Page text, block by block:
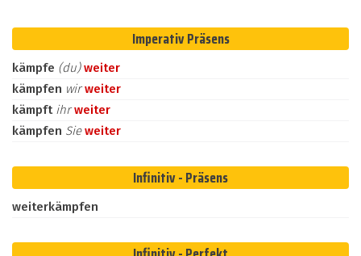
Imperativ Präsens
kämpfe (du)weiter
kämpfen wirweiter
kämpft ihrweiter
kämpfen Sieweiter
Infinitiv - Präsens
weiterkämpfen